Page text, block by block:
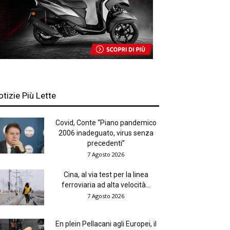
Più Lette
Covid, Conte “Piano pandemico
2006 inadeguato, virus senza
precedenti”
7 Agosto 2026
Cina, al via test per la linea
ferroviaria ad alta velocità...
7 Agosto 2026
En plein Pellacani agli Europei, il